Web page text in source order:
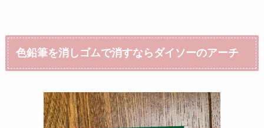
色鉛筆を消しゴムで消すならダイソーのアーチ